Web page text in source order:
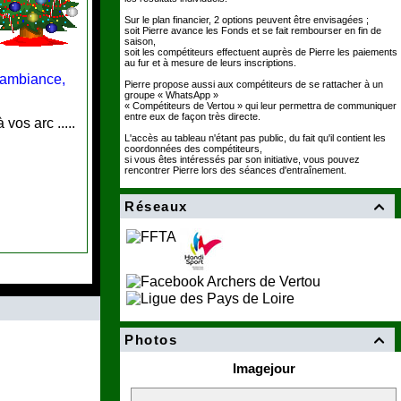
vos arc .....
Sur le plan financier, 2 options peuvent être envisagées ;
soit Pierre avance les Fonds et se fait rembourser en fin de
saison,
soit les compétiteurs effectuent auprès de Pierre les paiements
au fur et à mesure de leurs inscriptions.
Pierre propose aussi aux compétiteurs de se rattacher à un
groupe « WhatsApp »
« Compétiteurs de Vertou » qui leur permettra de communiquer
entre eux de façon très directe.
L'accès au tableau n'étant pas public, du fait qu'il contient les
coordonnées des compétiteurs,
si vous êtes intéressés par son initiative, vous pouvez
rencontrer Pierre lors des séances d'entraînement.

Réseaux

Photos
Imagejour